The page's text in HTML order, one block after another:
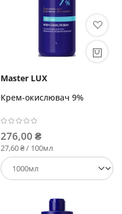
Master LUX
Крем-окислювач 9%
276,00 ₴
27,60 ₴ / 100мл